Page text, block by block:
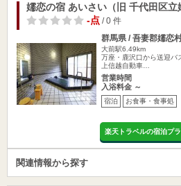
嬬恋の宿 あいさい（旧 千代田区立
-点/ 0 件
群馬県 / 吾妻郡嬬恋
大前駅6.49km
万座・鹿沢口から送迎
上信越自動車…
営業時間
入浴料金 ～
宿泊 お食事・食事処
楽天トラベルの宿泊プ
関連情報から探す